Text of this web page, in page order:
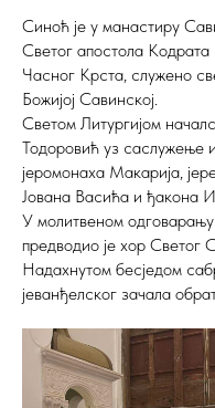
Синоћ је у манастиру
Светог апостола
Часног Крста, служено
Божијој Савинској.
Светом Литургијом
Тодоровић уз саслужење
јеромонаха Макарија,
Јована Васића и ђакона
У молитвеном
предводио је хор Светог
Надахнутом бесједом
јеванђелског зачала